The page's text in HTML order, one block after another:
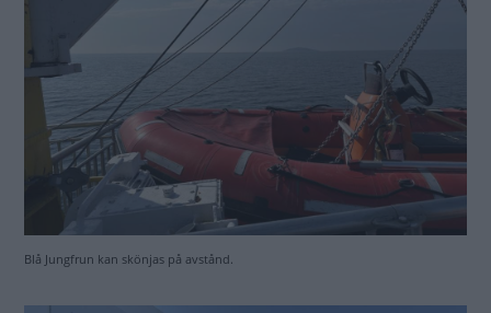
Färjeintresserade kan läsa om de färjor som tidigare trafikerat sträckan.
dem rejält”, säger tjejen i kafeterian. I dag är det färre och